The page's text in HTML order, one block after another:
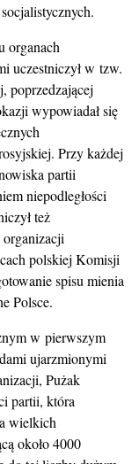
organach
uczestniczył w tzw.
poprzedzającej
wypowiadał się
Przy każdej
partii
niepodległości
też
polskiej Komisji
spisu mienia
Polsce.
w pierwszym
ujarzmionymi
Pużak
partii, która
wielkich
około 4000